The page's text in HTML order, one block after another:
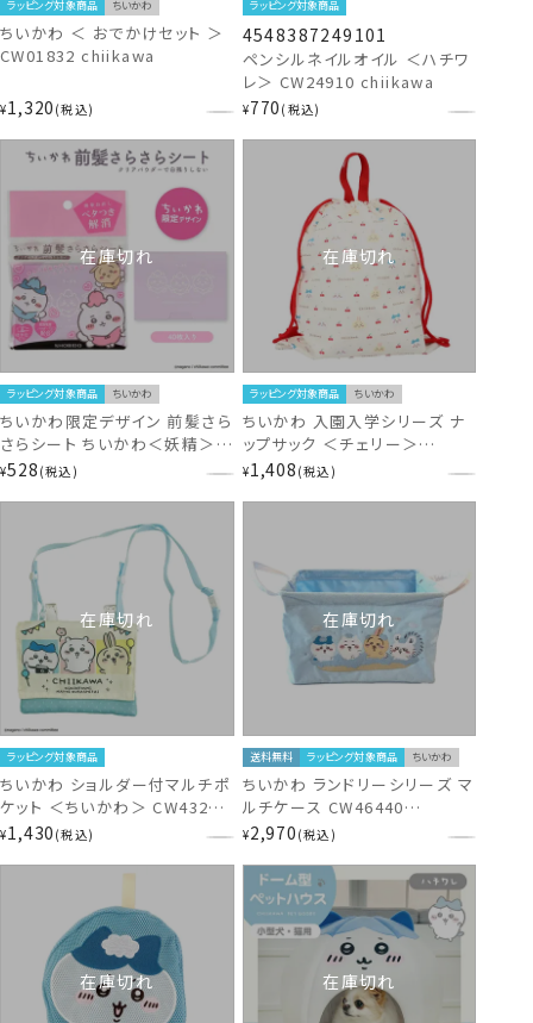
ラッピング対象商品 ちいかわ
ちいかわ ＜ おでかけセット ＞
CW01832 chiikawa
¥1,320 税込
ラッピング対象商品
4548387249101
ペンシルネイルオイル ＜ハチワ
レ＞ CW24910 chiikawa
¥770 税込
在庫切れ
ラッピング対象商品 ちいかわ
ちいかわ限定デザイン 前髪さら
さらシート ちいかわ＜妖精＞
CW74479 ちいかわ ヘアシリー
¥528 税込
在庫切れ
ラッピング対象商品 ちいかわ
ちいかわ 入園入学シリーズ ナ
ップサック ＜チェリー＞
CW02898 chiikawa
¥1,408 税込
在庫切れ
ラッピング対象商品
ちいかわ ショルダー付マルチポ
ケット ＜ちいかわ＞ CW43205
chiikawa
¥1,430 税込
在庫切れ
送料無料 ラッピング対象商品 ちいかわ
ちいかわ ランドリーシリーズ マ
ルチケース CW46440
chiikawa
¥2,970 税込
在庫切れ 在庫切れ